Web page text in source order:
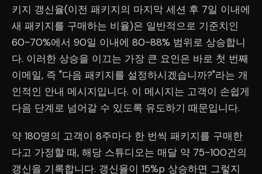
키지 갱신율(이전 패키지의 마지막 세션 후 7일 이내에
새 패키지를 구매하는 비율)은 일반적으로 기준치인
60~70%에서 90일 이내에 80~88% 범위로 상승합니
다. 이러한 상승을 이끄는 가장 큰 요인은 바로 첫 번째
이메일, 즉 "다음 패키지를 설정하시겠습니까?"라는 개
인적인 안내 메시지입니다. 이 메시지는 고객이 손쉽게
다음 단계로 넘어갈 수 있도록 유도하기 때문입니다.
약 180명의 고객이 8주마다 한 번씩 패키지를 구매한
다고 가정할 때, 해당 스튜디오는 매달 약 75~100건의
갱신을 기록합니다. 갱신율이 15%p 상승하면 그렇지